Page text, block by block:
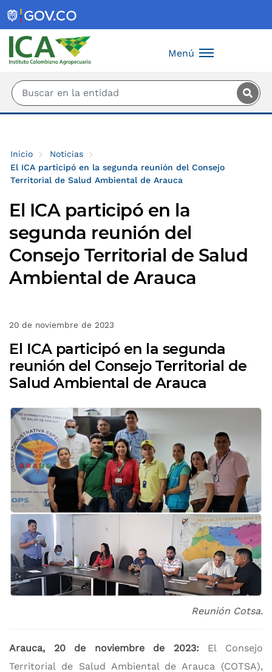
Menú
Inicio
Noticias
El ICA participó en la segunda reunión del Consejo
Territorial de Salud Ambiental de Arauca
El ICA participó en la
segunda reunión del
Consejo Territorial de Salud
Ambiental de Arauca
20 de noviembre de 2023
El ICA participó en la segunda
reunión del Consejo Territorial de
Salud Ambiental de Arauca
Reunión Cotsa.
Arauca, 20 de noviembre de 2023: El Consejo
Territorial de Salud Ambiental de Arauca (COTSA),